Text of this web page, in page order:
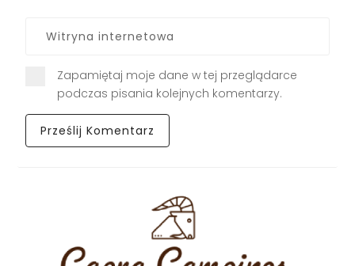
Zapamiętaj moje dane w tej przeglądarce
podczas pisania kolejnych komentarzy.